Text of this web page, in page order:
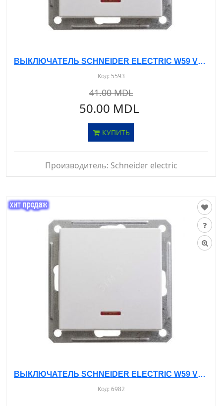
ВЫКЛЮЧАТЕЛЬ SCHNEIDER ELECTRIC W59 VS116-153-1-86 Б/РАМКИ, С ИНД. С/У, 1-КЛ. БЕЛЫЙ - 16А- IP20
Код: 5593
41.00 MDL
50.00 MDL
КУПИТЬ
Производитель: Schneider electric
ВЫКЛЮЧАТЕЛЬ SCHNEIDER ELECTRIC W59 VS110-153-1-86 Б/РАМКИ, С ИНД. С/У, 1-КЛ. БЕЛЫЙ - 10А- IP20
Код:6982